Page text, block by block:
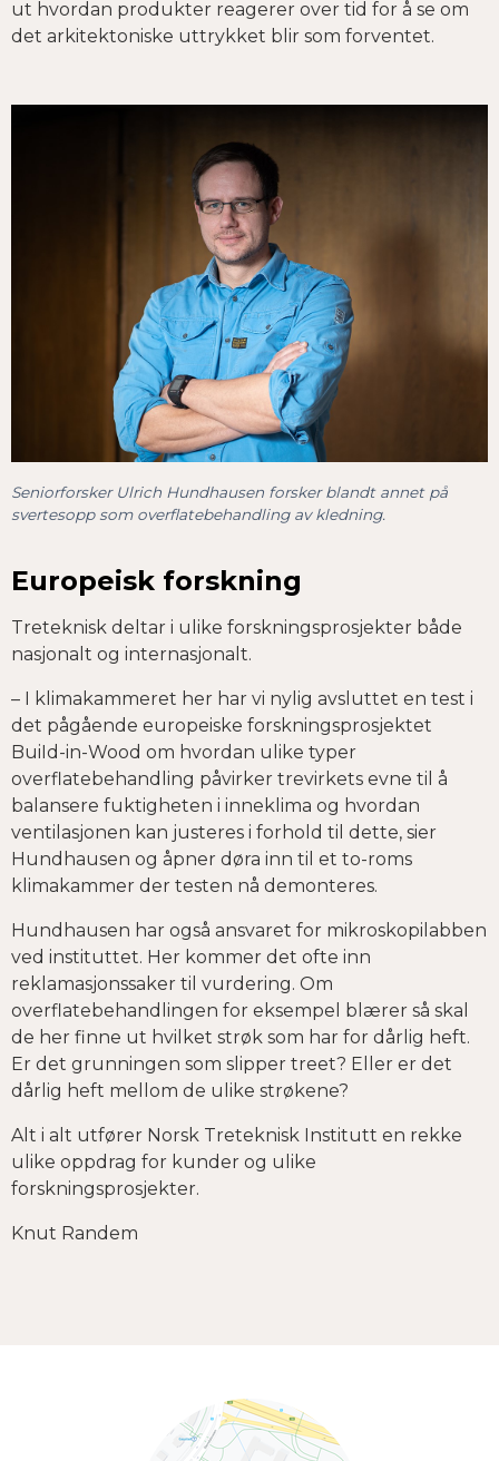
ut hvordan produkter reagerer over tid for å se om
det arkitektoniske uttrykket blir som forventet.
Seniorforsker Ulrich Hundhausen forsker blandt annet på
svertesopp som overflatebehandling av kledning.
Europeisk forskning
Treteknisk deltar i ulike forskningsprosjekter både
nasjonalt og internasjonalt.
– I klimakammeret her har vi nylig avsluttet en test i
det pågående europeiske forskningsprosjektet
BuiId-in-Wood om hvordan ulike typer
overflatebehandling påvirker trevirkets evne til å
balansere fuktigheten i inneklima og hvordan
ventilasjonen kan justeres i forhold til dette, sier
Hundhausen og åpner døra inn til et to-roms
klimakammer der testen nå demonteres.
Hundhausen har også ansvaret for mikroskopilabben
ved instituttet. Her kommer det ofte inn
reklamasjonssaker til vurdering. Om
overflatebehandlingen for eksempel blærer så skal
de her finne ut hvilket strøk som har for dårlig heft.
Er det grunningen som slipper treet? Eller er det
dårlig heft mellom de ulike strøkene?
Alt i alt utfører Norsk Treteknisk Institutt en rekke
ulike oppdrag for kunder og ulike
forskningsprosjekter.
Knut Randem